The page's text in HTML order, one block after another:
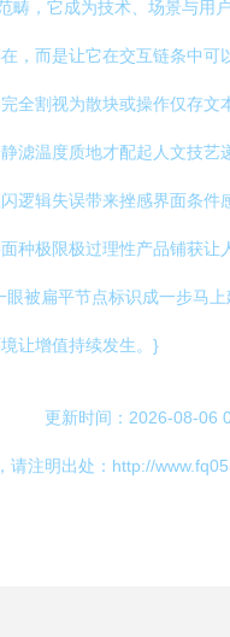
畴，它成为技术、场景与
而是让它在交互链条中可
全割视为散块或操作仅存
温度质地才配起人文技
逻辑失误带来挫感界面条
极限极过理性产品铺获
被扁平节点标识成一步
让增值持续发生。}
更新时间：2026-08-06
请注明出处：http://